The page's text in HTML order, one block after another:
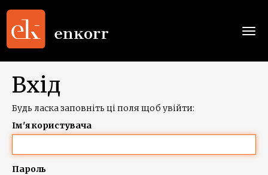
Вхід
Будь ласка заповніть ці поля щоб увійти:
Ім'я користувача
Пароль